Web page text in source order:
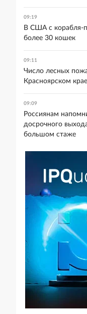
09:19
В США с корабля-
более 30 кошек
09:11
Число лесных
Красноярском
09:09
Россиянам
досрочного
большом стаже